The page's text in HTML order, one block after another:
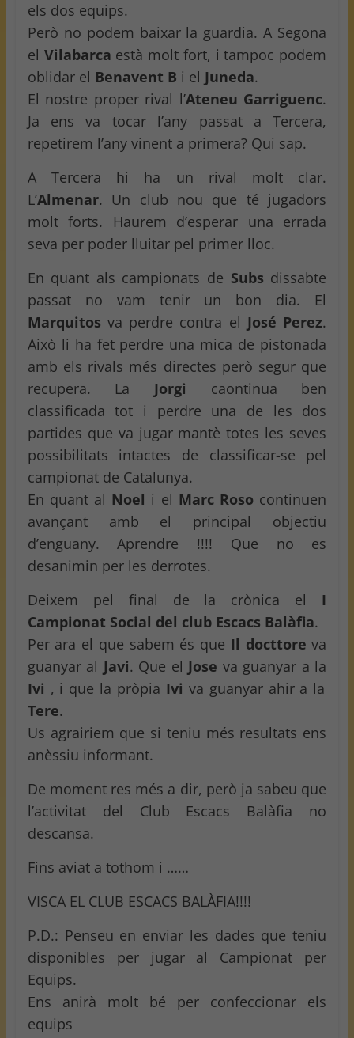
els dos equips.
Però no podem baixar la guardia. A Segona
el Vilabarca està molt fort, i tampoc podem
oblidar el Benavent B i el Juneda.
El nostre proper rival l’Ateneu Garriguenc.
Ja ens va tocar l’any passat a Tercera,
repetirem l’any vinent a primera? Qui sap.
A Tercera hi ha un rival molt clar.
L’Almenar. Un club nou que té jugadors
molt forts. Haurem d’esperar una errada
seva per poder lluitar pel primer lloc.
En quant als campionats de Subs dissabte
passat no vam tenir un bon dia. El
Marquitos va perdre contra el José Perez.
Això li ha fet perdre una mica de pistonada
amb els rivals més directes però segur que
recupera. La Jorgi caontinua ben
classificada tot i perdre una de les dos
partides que va jugar mantè totes les seves
possibilitats intactes de classificar-se pel
campionat de Catalunya.
En quant al Noel i el Marc Roso continuen
avançant amb el principal objectiu
d’enguany. Aprendre !!!! Que no es
desanimin per les derrotes.
Deixem pel final de la crònica el I
Campionat Social del club Escacs Balàfia.
Per ara el que sabem és que Il docttore va
guanyar al Javi. Que el Jose va guanyar a la
Ivi , i que la pròpia Ivi va guanyar ahir a la
Tere.
Us agrairiem que si teniu més resultats ens
anèssiu informant.
De moment res més a dir, però ja sabeu que
l’activitat del Club Escacs Balàfia no
descansa.
Fins aviat a tothom i ……
VISCA EL CLUB ESCACS BALÀFIA!!!!
P.D.: Penseu en enviar les dades que teniu
disponibles per jugar al Campionat per
Equips.
Ens anirà molt bé per confeccionar els
equips